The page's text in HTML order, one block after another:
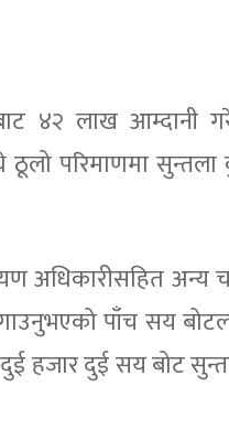
४२ लाख
ठूलो परिमाणमा
अधिकारीसहित अन्य
पाँच सय
हजार दुई सय बोट